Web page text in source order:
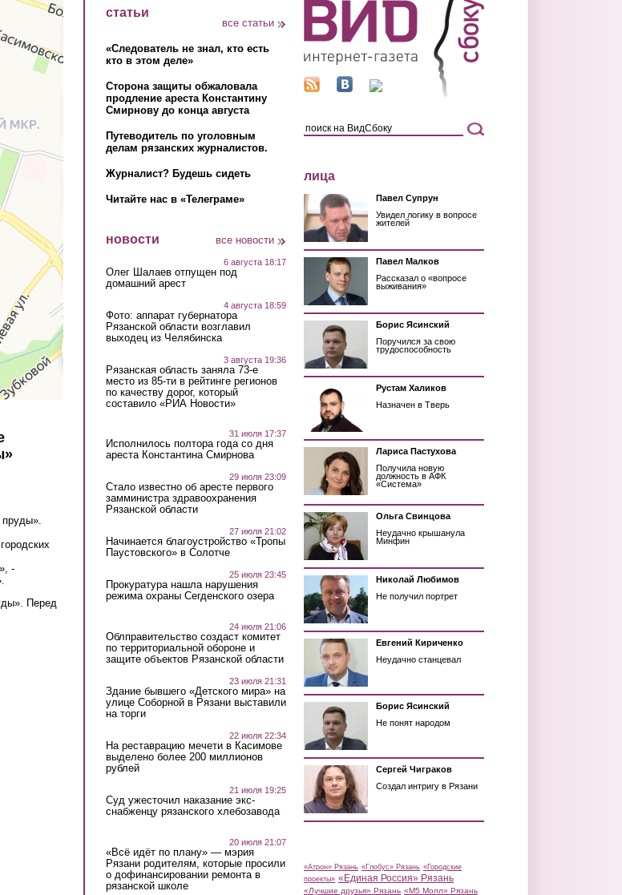
пруды».
-
Перед
статьи
все статьи
«Следователь не знал, кто есть
кто в этом деле»
Сторона защиты обжаловала
продление ареста Константину
Смирнову до конца августа
Путеводитель по уголовным
делам рязанских журналистов.
Журналист? Будешь сидеть
Читайте нас в «Телеграме»
новости все новости
6 августа 18:17
Олег Шалаев отпущен под
домашний арест
4 августа 18:59
Фото: аппарат губернатора
Рязанской области возглавил
выходец из Челябинска
3 августа 19:36
Рязанская область заняла 73-е
место из 85-ти в рейтинге регионов
по качеству дорог, который
составило «РИА Новости»
31 июля 17:37
Исполнилось полтора года со дня
ареста Константина Смирнова
29 июля 23:09
Стало известно об аресте первого
замминистра здравоохранения
Рязанской области
27 июля 21:02
Начинается благоустройство «Тропы
Паустовского» в Солотче
25 июля 23:45
Прокуратура нашла нарушения
режима охраны Сегденского озера
24 июля 21:06
Облправительство создаст комитет
по территориальной обороне и
защите объектов Рязанской области
23 июля 21:31
Здание бывшего «Детского мира» на
улице Соборной в Рязани выставили
на торги
22 июля 22:34
На реставрацию мечети в Касимове
выделено более 200 миллионов
рублей
21 июля 19:25
Суд ужесточил наказание экс-
снабженцу рязанского хлебозавода
20 июля 21:07
«Всё идёт по плану» — мэрия
Рязани родителям, которые просили
о дофинансировании ремонта в
рязанской школе
лица
Павел Супрун
Увидел логику в вопросе
жителей
Павел Малков
Рассказал о «вопросе
выживания»
Борис Ясинский
Поручился за свою
трудоспособность
Рустам Халиков
Назначен в Тверь
Лариса Пастухова
Получила новую
должность в АФК
«Система»
Ольга Свинцова
Неудачно крышанула
Минфин
Николай Любимов
Не получил портрет
Евгений Кириченко
Неудачно станцевал
Борис Ясинский
Не понят народом
Сергей Чиграков
Создал интригу в Рязани
«Атрон» Рязань «Глобус» Рязань «Городские
проекты» «Единая Россия» Рязань
«Лучшие друзья» Рязань «М5 Молл» Рязань